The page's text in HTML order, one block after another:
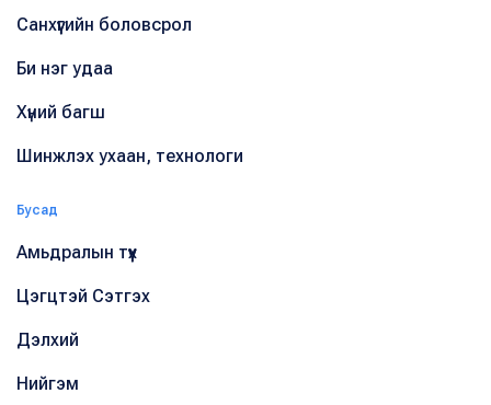
Санхүүгийн боловсрол
Би нэг удаа
Хүний багш
Шинжлэх ухаан, технологи
Бусад
Амьдралын түүх
Цэгцтэй Сэтгэх
Дэлхий
Нийгэм